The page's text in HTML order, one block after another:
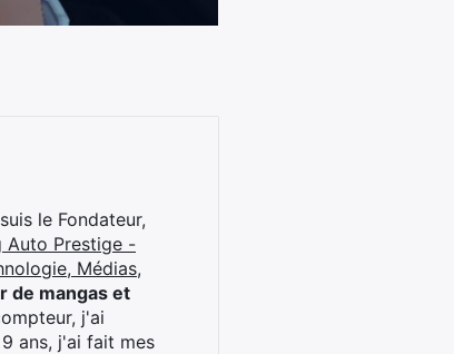
le Fondateur,
Auto Prestige -
Médias,
de mangas et
j'ai
ans, j'ai fait mes